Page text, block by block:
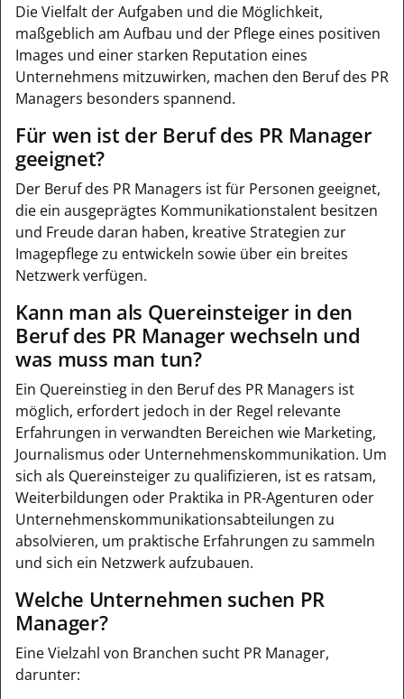
Die Vielfalt der Aufgaben und die Möglichkeit,
maßgeblich am Aufbau und der Pflege eines positiven
Images und einer starken Reputation eines
Unternehmens mitzuwirken, machen den Beruf des PR
Managers besonders spannend.
Für wen ist der Beruf des PR Manager
geeignet?
Der Beruf des PR Managers ist für Personen geeignet,
die ein ausgeprägtes Kommunikationstalent besitzen
und Freude daran haben, kreative Strategien zur
Imagepflege zu entwickeln sowie über ein breites
Netzwerk verfügen.
Kann man als Quereinsteiger in den
Beruf des PR Manager wechseln und
was muss man tun?
Ein Quereinstieg in den Beruf des PR Managers ist
möglich, erfordert jedoch in der Regel relevante
Erfahrungen in verwandten Bereichen wie Marketing,
Journalismus oder Unternehmenskommunikation. Um
sich als Quereinsteiger zu qualifizieren, ist es ratsam,
Weiterbildungen oder Praktika in PR-Agenturen oder
Unternehmenskommunikationsabteilungen zu
absolvieren, um praktische Erfahrungen zu sammeln
und sich ein Netzwerk aufzubauen.
Welche Unternehmen suchen PR
Manager?
Eine Vielzahl von Branchen sucht PR Manager,
darunter: